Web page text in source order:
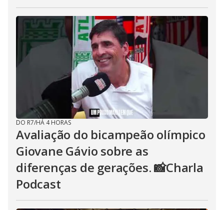
DO R7/HÁ 4 HORAS
Avaliação do bicampeão olímpico
Giovane Gávio sobre as
diferenças de gerações. 📸Charla
Podcast